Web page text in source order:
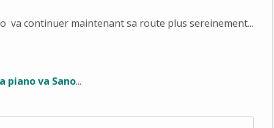
va continuer maintenant sa route plus sereinement...
piano va Sano...